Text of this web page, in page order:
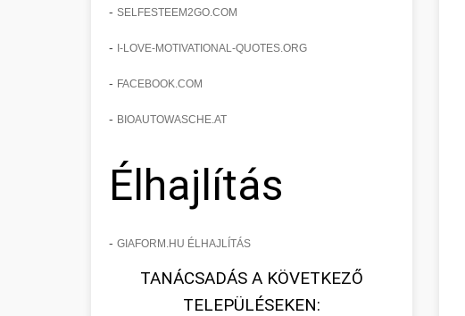
- SELFESTEEM2GO.COM
- I-LOVE-MOTIVATIONAL-QUOTES.ORG
- FACEBOOK.COM
- BIOAUTOWASCHE.AT
Élhajlítás
- GIAFORM.HU ÉLHAJLÍTÁS
TANÁCSADÁS A KÖVETKEZŐ
TELEPÜLÉSEKEN: